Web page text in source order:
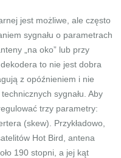
jest możliwe, ale często
sygnału o parametrach
„na oko” lub przy
to nie jest dobra
z opóźnieniem i nie
sygnału. Aby
trzy parametry:
(skew). Przykładowo,
Hot Bird, antena
190 stopni, a jej kąt